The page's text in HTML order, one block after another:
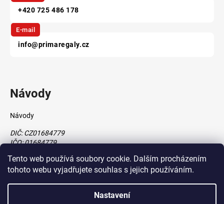
Tento web používá soubory cookie. Dalším procházením
tohoto webu vyjadřujete souhlas s jejich používáním.
Nastavení
+420 725 486 178
E-mail
info@primaregaly.cz
Návody
Návody
DIČ: CZ01684779
IČO: 01684779
Vytvořil Shoptet
vytvořilŠtefan Mazáň